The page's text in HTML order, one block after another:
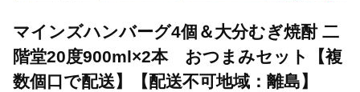
マインズハンバーグ4個＆大分むぎ焼酎 二
階堂20度900ml×2本 おつまみセット【複
数個口で配送】【配送不可地域：離島】